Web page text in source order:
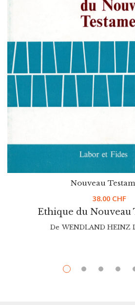
Ethique du Nouveau
Nouveau
38.00 CHF
De WENDLAND HEINZ